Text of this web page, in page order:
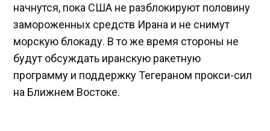
начнутся, пока США не разблокируют половину
замороженных средств Ирана и не снимут
морскую блокаду. В то же время стороны не
будут обсуждать иранскую ракетную
программу и поддержку Тегераном прокси-сил
на Ближнем Востоке.